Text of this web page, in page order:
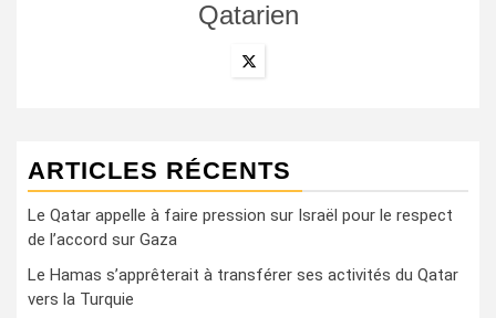
Qatarien
ARTICLES RÉCENTS
Le Qatar appelle à faire pression sur Israël pour le respect
de l’accord sur Gaza
Le Hamas s’apprêterait à transférer ses activités du Qatar
vers la Turquie